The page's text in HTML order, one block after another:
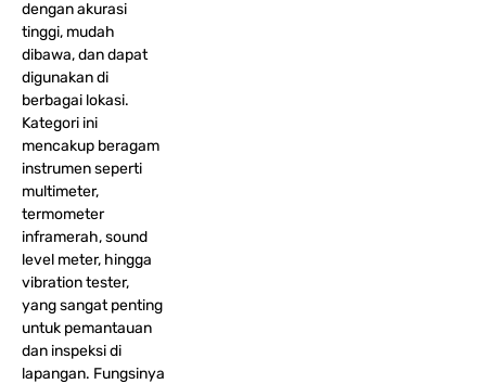
dengan akurasi
tinggi, mudah
dibawa, dan dapat
digunakan di
berbagai lokasi.
Kategori ini
mencakup beragam
instrumen seperti
multimeter,
termometer
inframerah, sound
level meter, hingga
vibration tester,
yang sangat penting
untuk pemantauan
dan inspeksi di
lapangan. Fungsinya